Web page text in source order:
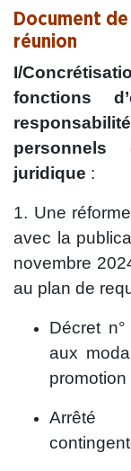
Document
réunion
I/
fonctions
juridique :
1. Une
avec la
novembre
au plan de
Décret
aux
Arrêté